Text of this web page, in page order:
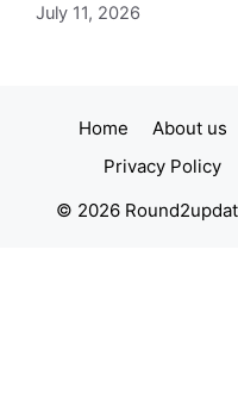
July 11, 2026
Home About us
Privacy Policy
© 2026